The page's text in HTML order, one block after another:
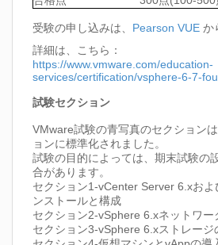
受験の申し込みは、 Pearson VUE か
詳細は、こちら：
https://www.vmware.com/education-
services/certification/vsphere-6-7-
試験セクション
VMware試験の青写真のセクション
ョンに標準化されました。
試験の目的によっては、期末試験の
合があります。
セクション1-vCenter Server 6.xおよ
ンストールと構成
セクション2-vSphere 6.xネットワー
セクション3-vSphere 6.xストレージ